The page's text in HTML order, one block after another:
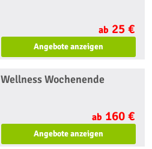
ab 25 €
Angebote anzeigen
Wellness Wochenende
ab 160 €
Angebote anzeigen